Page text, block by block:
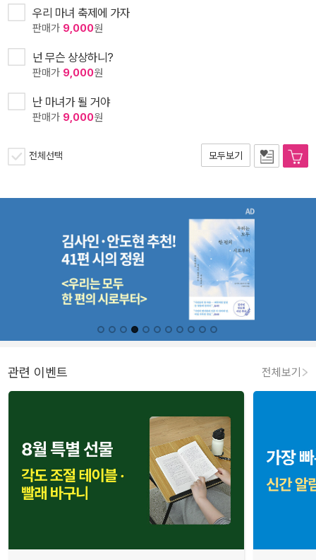
우리 마녀 축제에 가자
판매가 9,000원
넌 무슨 상상하니?
판매가 9,000원
난 마녀가 될 거야
판매가 9,000원
전체선택 모두보기
관련 이벤트 전체보기